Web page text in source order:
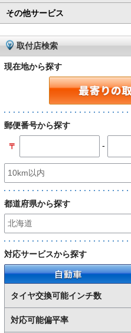
その他サービス
取付店検索
現在地から探す
郵便番号から探す
〒 -
都道府県から探す
対応サービスから探す
自動車
タイヤ交換可能インチ数
対応可能偏平率